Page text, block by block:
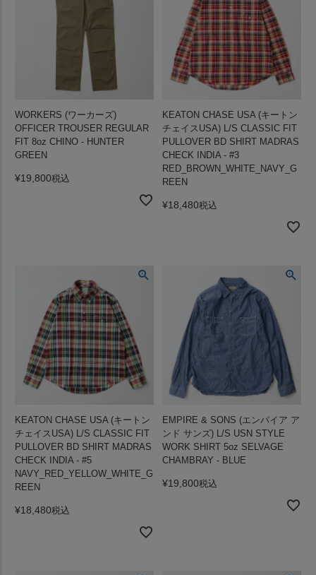
WORKERS (ワーカーズ)
OFFICER TROUSER REGULAR
FIT 8oz CHINO - HUNTER
GREEN
¥19,800税込
KEATON CHASE USA (キートン
チェイスUSA) L/S CLASSIC FIT
PULLOVER BD SHIRT MADRAS
CHECK INDIA - #3
RED_BROWN_WHITE_NAVY_G
REEN
¥18,480税込
KEATON CHASE USA (キートン
チェイスUSA) L/S CLASSIC FIT
PULLOVER BD SHIRT MADRAS
CHECK INDIA - #5
NAVY_RED_YELLOW_WHITE_G
REEN
¥18,480税込
EMPIRE & SONS (エンパイア ア
ンド サンズ) L/S USN STYLE
WORK SHIRT 5oz SELVAGE
CHAMBRAY - BLUE
¥19,800税込